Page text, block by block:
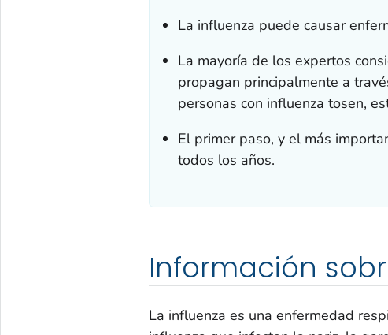
La influenza puede causar
La mayoría de los expertos
propagan principalmente a
personas con influenza tosen,
El primer paso, y el más
todos los años.
Información
La influenza es una enfermedad